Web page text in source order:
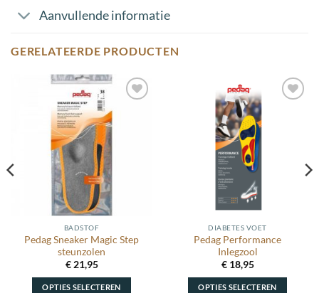
Aanvullende informatie
GERELATEERDE PRODUCTEN
Toevoegen
wenslijst
BADSTOF
Pedag Sneaker Magic Step
steunzolen
€21,95
OPTIES SELECTEREN
Toevoegen
DIABETES VOET
Pedag Performance
Inlegzool
€18,95
OPTIES SELECTEREN